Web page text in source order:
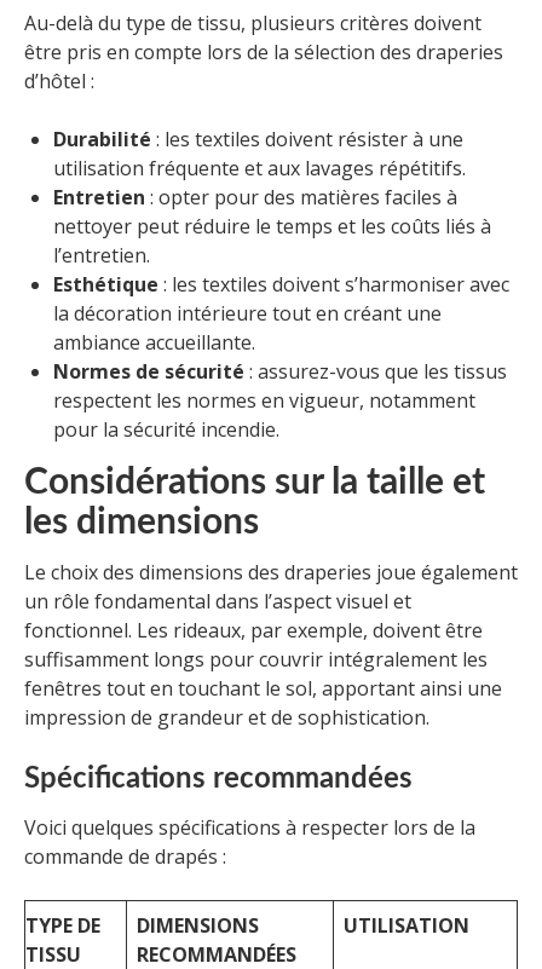
Au-delà du type de tissu, plusieurs critères doivent
être pris en compte lors de la sélection des draperies
d’hôtel :
Durabilité : les textiles doivent résister à une
utilisation fréquente et aux lavages répétitifs.
Entretien : opter pour des matières faciles à
nettoyer peut réduire le temps et les coûts liés à
l’entretien.
Esthétique : les textiles doivent s’harmoniser avec
la décoration intérieure tout en créant une
ambiance accueillante.
Normes de sécurité : assurez-vous que les tissus
respectent les normes en vigueur, notamment
pour la sécurité incendie.
Considérations sur la taille et
les dimensions
Le choix des dimensions des draperies joue également
un rôle fondamental dans l’aspect visuel et
fonctionnel. Les rideaux, par exemple, doivent être
suffisamment longs pour couvrir intégralement les
fenêtres tout en touchant le sol, apportant ainsi une
impression de grandeur et de sophistication.
Spécifications recommandées
Voici quelques spécifications à respecter lors de la
commande de drapés :
TYPE DE
TISSU
DIMENSIONS
RECOMMANDÉES
UTILISATION